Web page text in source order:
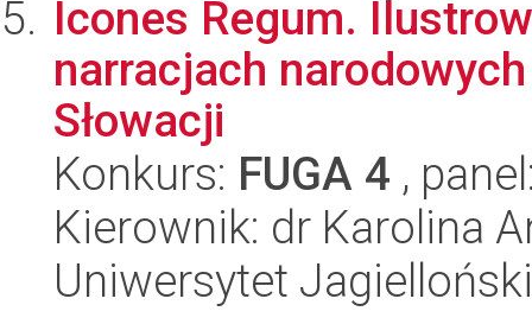
Icones Regum.
narracjach
Słowacji
Konkurs: FUGA 4 ,
Kierownik: dr Karolina
Uniwersytet